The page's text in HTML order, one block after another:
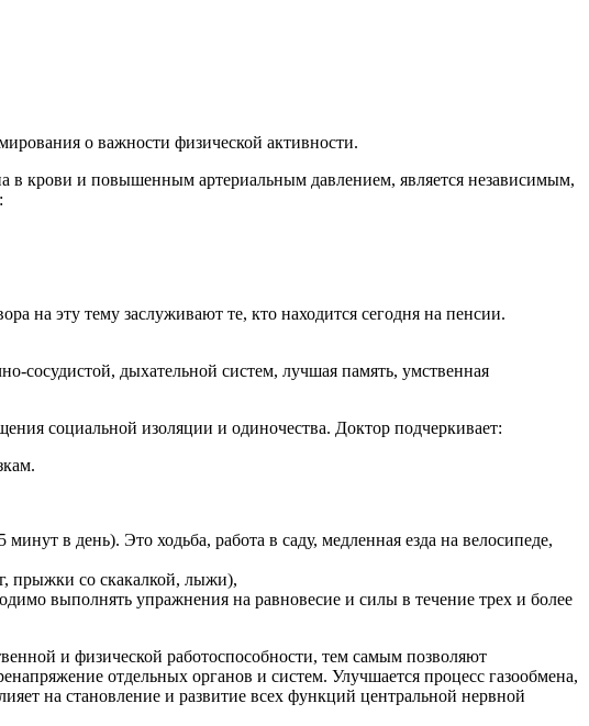
о важности физической активности.
в крови и повышенным артериальным давлением, является независимым,
на эту тему заслуживают те, кто находится сегодня на пенсии.
дыхательной систем, лучшая память, умственная
социальной изоляции и одиночества. Доктор подчеркивает:
в день). Это ходьба, работа в саду, медленная езда на велосипеде,
прыжки со скакалкой, лыжи),
выполнять упражнения на равновесие и силы в течение трех и более
и физической работоспособности, тем самым позволяют
отдельных органов и систем. Улучшается процесс газообмена,
на становление и развитие всех функций центральной нервной